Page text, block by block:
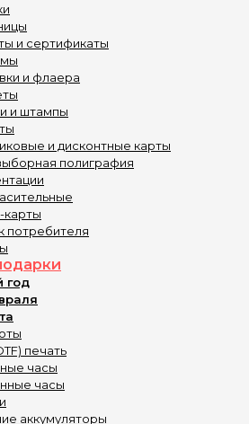
и сертификаты
и флаера
и штампы
и дисконтные карты
полиграфия
карты
потребителя
год
печать
часы
часы
аккумуляторы